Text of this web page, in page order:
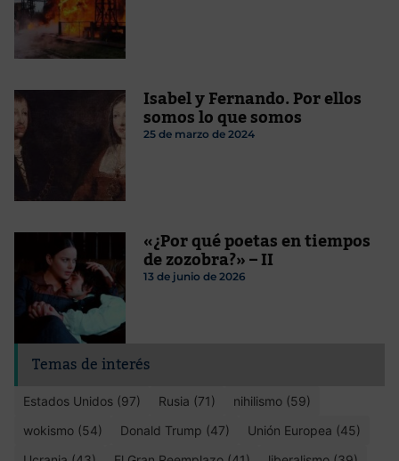
Isabel y Fernando. Por ellos
somos lo que somos
25 de marzo de 2024
«¿Por qué poetas en tiempos
de zozobra?» – II
13 de junio de 2026
Temas de interés
Estados Unidos (97) Rusia (71)
nihilismo (59)
wokismo (54)
Donald Trump (47)
Unión Europea (45)